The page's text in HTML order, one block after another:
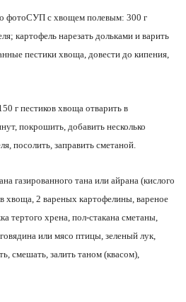
фотоСУП с хвощем полевым: 300 г
картофель нарезать дольками и варить
пестики хвоща, довести до кипения,
г пестиков хвоща отварить в
покрошить, добавить несколько
посолить, заправить сметаной.
газированного тана или айрана (кислого
хвоща, 2 вареных картофелины, вареное
тертого хрена, пол-стакана сметаны,
или мясо птицы, зеленый лук,
смешать, залить таном (квасом),